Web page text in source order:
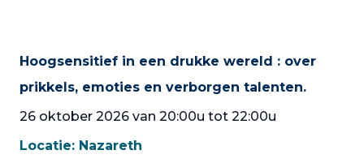
Hoogsensitief in een drukke wereld : over
prikkels, emoties en verborgen talenten.
26 oktober 2026 van 20:00u tot 22:00u
Locatie: Nazareth